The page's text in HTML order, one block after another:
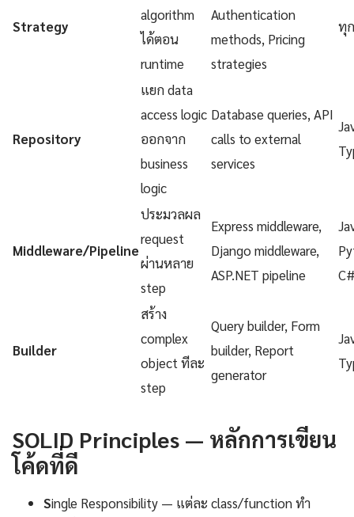
Strategy
algorithm
ได้ตอน
runtime
Authentication
methods, Pricing
strategies
ทุ
Repository
แยก data
access logic
ออกจาก
business
logic
Database queries, API
calls to external
services
Middleware/Pipeline
ประมวลผล
request
ผ่านหลาย
step
Express middleware,
Django middleware,
ASP.NET pipeline
Builder
สร้าง
complex
object ทีละ
step
Query builder, Form
builder, Report
generator
SOLID Principles — หลักการเขียน
โค้ดที่ดี
Single Responsibility — แต่ละ class/function ทำ